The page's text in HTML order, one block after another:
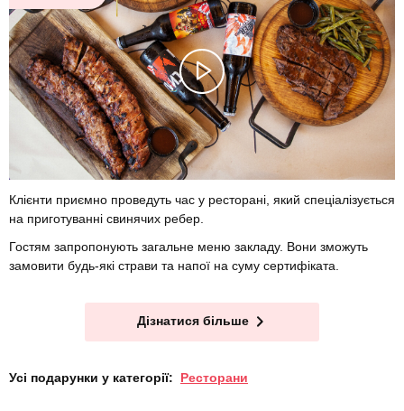
Клієнти приємно проведуть час у ресторані, який спеціалізується
на приготуванні свинячих ребер.
Гостям запропонують загальне меню закладу. Вони зможуть
замовити будь-які страви та напої на суму сертифіката.
Дізнатися більше
Усі подарунки у категорії: Ресторани